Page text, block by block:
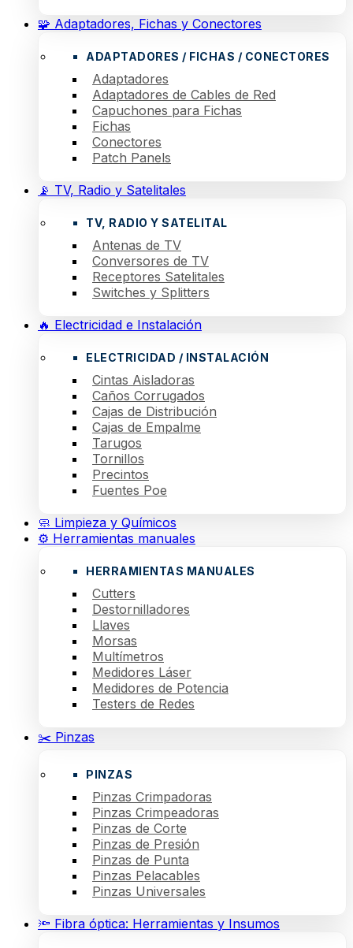
🧩 Adaptadores, Fichas y Conectores
ADAPTADORES / FICHAS / CONECTORES
Adaptadores
Adaptadores de Cables de Red
Capuchones para Fichas
Fichas
Conectores
Patch Panels
📡 TV, Radio y Satelitales
TV, RADIO Y SATELITAL
Antenas de TV
Conversores de TV
Receptores Satelitales
Switches y Splitters
🔥 Electricidad e Instalación
ELECTRICIDAD / INSTALACIÓN
Cintas Aisladoras
Caños Corrugados
Cajas de Distribución
Cajas de Empalme
Tarugos
Tornillos
Precintos
Fuentes Poe
🧼 Limpieza y Químicos
⚙️ Herramientas manuales
HERRAMIENTAS MANUALES
Cutters
Destornilladores
Llaves
Morsas
Multímetros
Medidores Láser
Medidores de Potencia
Testers de Redes
✂️ Pinzas
PINZAS
Pinzas Crimpadoras
Pinzas Crimpeadoras
Pinzas de Corte
Pinzas de Presión
Pinzas de Punta
Pinzas Pelacables
Pinzas Universales
🔦 Fibra óptica: Herramientas y Insumos